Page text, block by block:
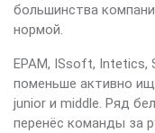
большинства
нормой.
EPAM, ISsoft, Intetics,
поменьше активно
junior и middle. Ряд
перенёс команды за